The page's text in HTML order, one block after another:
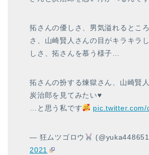
拓さんの優しさ、男気溢れるとこ
さ、山崎賢人さんの目がキラキラ
しさ、拓さんを慕う様子…
拓さんの扮する煉獄さん、山崎賢
炭治郎を見てみたい♥️
…と思う私です
pic.twitter.com/
— 狂ムツゴロウ
2021